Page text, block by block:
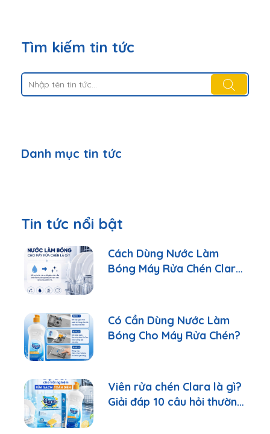
Tìm kiếm tin tức
Danh mục tin tức
Tin tức nổi bật
Cách Dùng Nước Làm
Bóng Máy Rửa Chén Clara
Có Cần Dùng Nước Làm
Bóng Cho Máy Rửa Chén?
Viên rửa chén Clara là gì?
Giải đáp 10 câu hỏi thường